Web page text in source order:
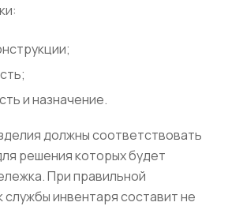
и назначение.
должны соответствовать
решения которых будет
При правильной
службы инвентаря составит не